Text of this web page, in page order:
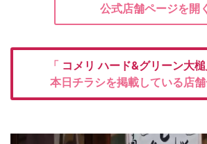
公式店舗ページを開く
「 コメリハード&グリーン大
本日チラシを掲載している店舗